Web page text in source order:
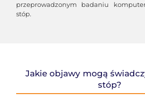
przeprowadzonym badaniu
stóp.
Jakie objawy mogą
stóp?